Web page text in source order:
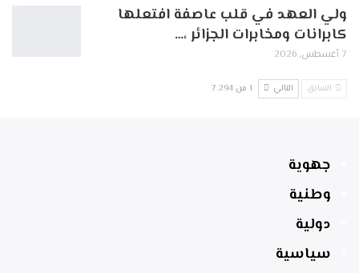
ولي العهد في قلب عاصفة افتعلها
كابرانات ومخابرات الجزائر ،…
7 أغسطس, 2026
السابق التالي 1 من 7٬294
جهوية
وطنية
دولية
سياسية